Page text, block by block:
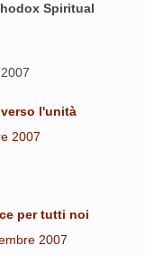
Spiritual
l'unità
2007
per tutti noi
2007